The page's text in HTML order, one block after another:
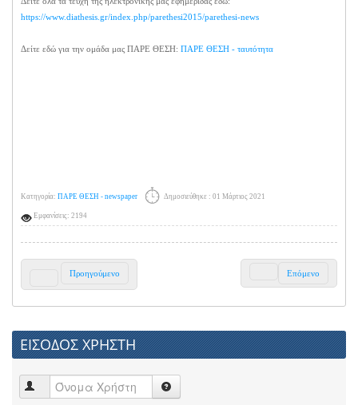
https://www.diathesis.gr/index.php/parethesi2015/parethesi-news
Δείτε εδώ για την ομάδα μας ΠΑΡΕ ΘΕΣΗ: ΠΑΡΕ ΘΕΣΗ - ταυτότητα
Κατηγορία: ΠΑΡΕ ΘΕΣΗ - newspaper Δημοσιεύθηκε : 01 Μάρτιος 2021
Εμφανίσεις: 2194
Προηγούμενο Επόμενο
ΕΙΣΟΔΟΣ ΧΡΗΣΤΗ